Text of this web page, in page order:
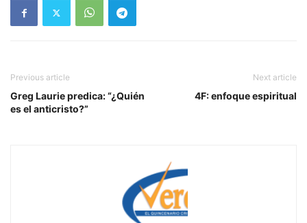
Previous article
Greg Laurie predica: “¿Quién
es el anticristo?”
Next article
4F: enfoque espiritual